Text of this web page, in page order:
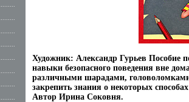
Художник: Александр Гурьев Пособие
навыки безопасного поведения вне
различными шарадами,
закрепить знания о некоторых
Автор Ирина Соковня.